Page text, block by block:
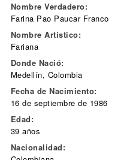
Nombre Verdadero:
Farina Pao Paucar Franco
Nombre Artístico:
Fariana
Donde Nació:
Medellín, Colombia
Fecha de Nacimiento:
16 de septiembre de 1986
Edad:
39 años
Nacionalidad: